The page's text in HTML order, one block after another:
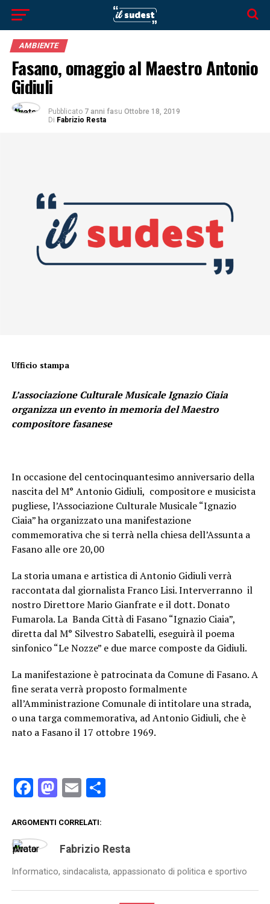
AMBIENTE
Fasano, omaggio al Maestro Antonio
Gidiuli
Pubblicato 7 anni fasu Ottobre 18, 2019
Di Fabrizio Resta
Ufficio stampa
L’associazione Culturale Musicale Ignazio Ciaia
organizza un evento in memoria del Maestro
compositore fasanese
In occasione del centocinquantesimo anniversario della
nascita del M° Antonio Gidiuli, compositore e musicista
pugliese, l’Associazione Culturale Musicale “Ignazio
Ciaia” ha organizzato una manifestazione
commemorativa che si terrà nella chiesa dell’Assunta a
Fasano alle ore 20,00
La storia umana e artistica di Antonio Gidiuli verrà
raccontata dal giornalista Franco Lisi. Interverranno il
nostro Direttore Mario Gianfrate e il dott. Donato
Fumarola. La Banda Città di Fasano “Ignazio Ciaia”,
diretta dal M° Silvestro Sabatelli, eseguirà il poema
sinfonico “Le Nozze” e due marce composte da Gidiuli.
La manifestazione è patrocinata da Comune di Fasano. A
fine serata verrà proposto formalmente
all’Amministrazione Comunale di intitolare una strada,
o una targa commemorativa, ad Antonio Gidiuli, che è
nato a Fasano il 17 ottobre 1969.
Facebook
Mastodon
Email
ARGOMENTI CORRELATI:
Fabrizio Resta
Informatico, sindacalista, appassionato di politica e sportivo